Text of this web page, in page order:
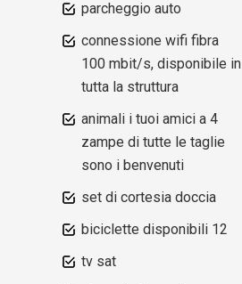
parcheggio auto
connessione wifi fibra
100 mbit/s, disponibile in
tutta la struttura
animali i tuoi amici a 4
zampe di tutte le taglie
sono i benvenuti
set di cortesia doccia
biciclette disponibili 12
tv sat